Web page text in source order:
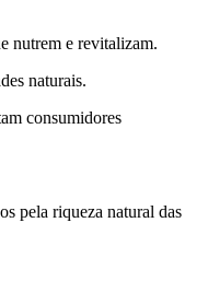
e revitalizam.
naturais.
consumidores
pela riqueza natural das